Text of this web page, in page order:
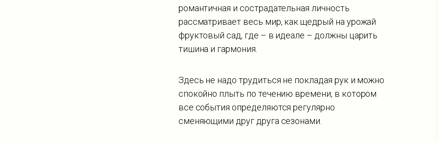
романтичная и сострадательная личность
рассматривает весь мир, как щедрый на урожай
фруктовый сад, где – в идеале – должны царить
тишина и гармония.
Здесь не надо трудиться не покладая рук и можно
спокойно плыть по течению времени, в котором
все события определяются регулярно
сменяющими друг друга сезонами.